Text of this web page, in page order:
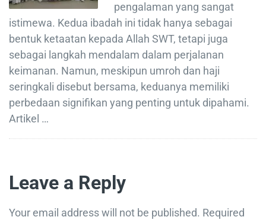
pengalaman yang sangat
istimewa. Kedua ibadah ini tidak hanya sebagai
bentuk ketaatan kepada Allah SWT, tetapi juga
sebagai langkah mendalam dalam perjalanan
keimanan. Namun, meskipun umroh dan haji
seringkali disebut bersama, keduanya memiliki
perbedaan signifikan yang penting untuk dipahami.
Artikel …
Leave a Reply
Your email address will not be published. Required